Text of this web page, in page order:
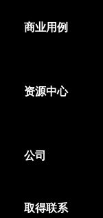
商业用例
资源中心
公司
取得联系